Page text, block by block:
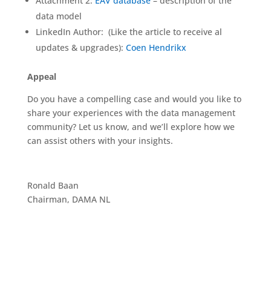
data model
LinkedIn Author: (Like the article to receive al
updates & upgrades): Coen Hendrikx
Appeal
Do you have a compelling case and would you like to
share your experiences with the data management
community? Let us know, and we’ll explore how we
can assist others with your insights.
Ronald Baan
Chairman, DAMA NL